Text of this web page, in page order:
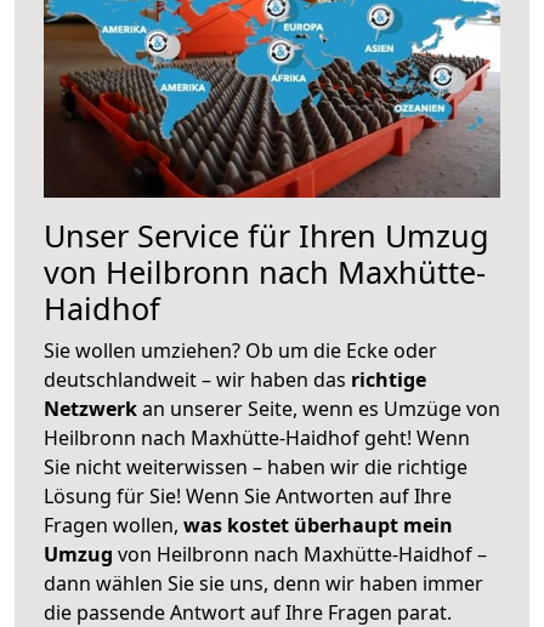
Unser Service für Ihren Umzug
von Heilbronn nach Maxhütte-
Haidhof
Sie wollen umziehen? Ob um die Ecke oder
deutschlandweit – wir haben das richtige
Netzwerkan unserer Seite, wenn es Umzüge von
Heilbronn nach Maxhütte-Haidhof geht! Wenn
Sie nicht weiterwissen – haben wir die richtige
Lösung für Sie! Wenn Sie Antworten auf Ihre
Fragen wollen, was kostet überhaupt mein
Umzug von Heilbronn nach Maxhütte-Haidhof –
dann wählen Sie sie uns, denn wir haben immer
die passende Antwort auf Ihre Fragen parat.